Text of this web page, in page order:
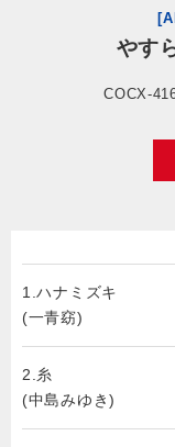
やす
COCX-
1.ハナミズキ
(一青窈)
2.糸
(中島みゆき)